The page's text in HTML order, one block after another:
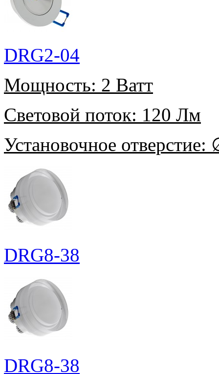
DRG2-04
Мощность: 2 Ватт
Световой поток: 120 Лм
Установочное отверстие:
DRG8-38
DRG8-38